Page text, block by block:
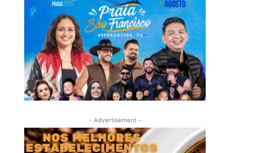
- Advertisement -